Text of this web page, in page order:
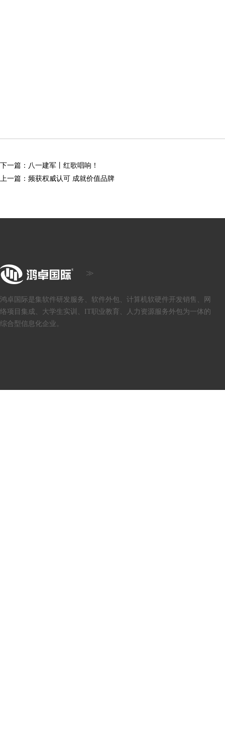
下一篇： 八一建军丨红歌唱响！
上一篇： 频获权威认可 成就价值品牌
鸿卓国际是集软件研发服务、软件外包、计算机软硬件开发销售、网
络项目集成、大学生实训、IT职业教育、人力资源服务外包为一体的
综合型信息化企业。